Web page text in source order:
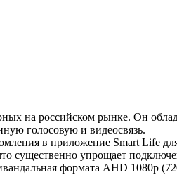
на российском рынке. Он
голосовую и видеосвязь.
в приложение Smart Life
существенно упрощает
формата AHD 1080p